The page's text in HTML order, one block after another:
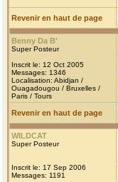
Revenir en haut de page
Benny Da B'
Super Posteur
Inscrit le: 12 Oct 2005
Messages: 1346
Localisation: Abidjan /
Ouagadougou / Bruxelles /
Paris / Tours
Revenir en haut de page
WILDCAT
Super Posteur
Inscrit le: 17 Sep 2006
Messages: 1191